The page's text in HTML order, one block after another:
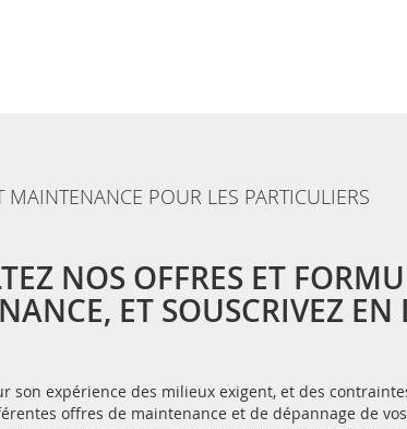
MAINTENANCE POUR LES PARTICULIERS
NOS OFFRES ET
ET SOUSCRIVEZ EN
son expérience des milieux exigent, et des
offres de maintenance et de dépannage de